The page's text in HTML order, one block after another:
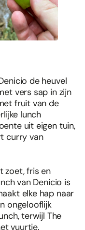
de heuvel
vers sap in zijn
fruit van de
lunch
uit eigen tuin,
curry van
zoet, fris en
van Denicio is
elke hap naar
ongelooflijk
terwijl The
vuurtje.